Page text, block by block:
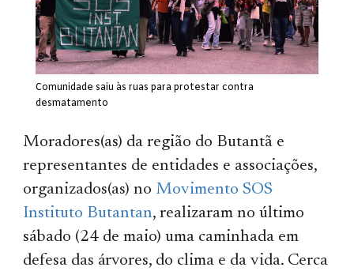
Comunidade saiu às ruas para protestar contra
desmatamento
Moradores(as) da região do Butantã e
representantes de entidades e associações,
organizados(as) no Movimento SOS
Instituto Butantan, realizaram no último
sábado (24 de maio) uma caminhada em
defesa das árvores, do clima e da vida. Cerca